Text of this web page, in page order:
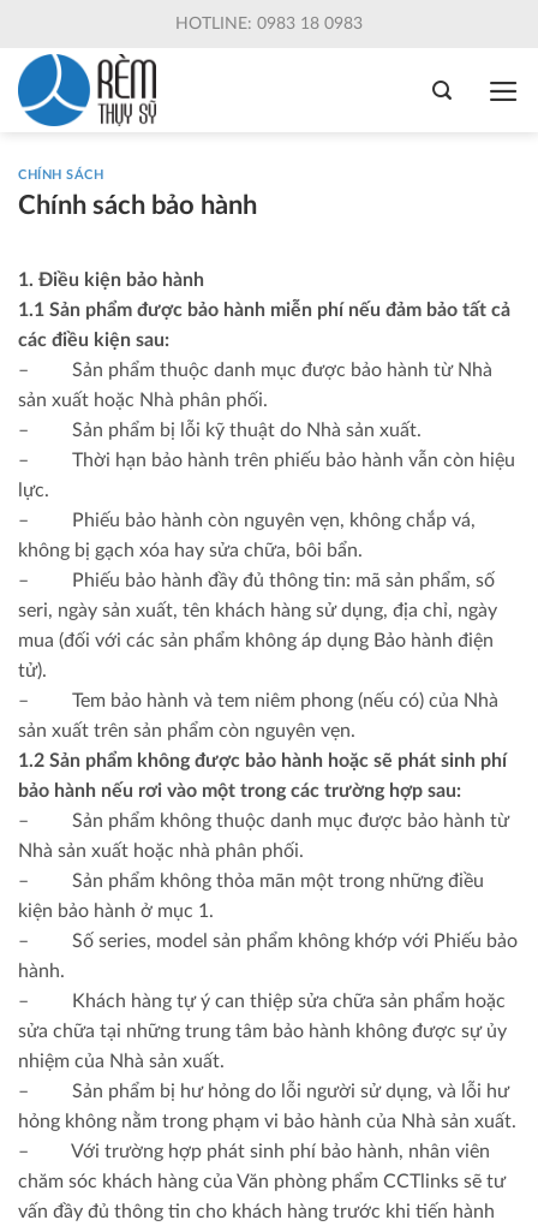
content
HOTLINE: 0983 18 0983
CHÍNH SÁCH
Chính sách bảo hành
1. Điều kiện bảo hành
1.1 Sản phẩm được bảo hành miễn phí nếu đảm bảo tất cả
các điều kiện sau:
– Sản phẩm thuộc danh mục được bảo hành từ Nhà
sản xuất hoặc Nhà phân phối.
– Sản phẩm bị lỗi kỹ thuật do Nhà sản xuất.
– Thời hạn bảo hành trên phiếu bảo hành vẫn còn hiệu
lực.
– Phiếu bảo hành còn nguyên vẹn, không chắp vá,
không bị gạch xóa hay sửa chữa, bôi bẩn.
– Phiếu bảo hành đầy đủ thông tin: mã sản phẩm, số
seri, ngày sản xuất, tên khách hàng sử dụng, địa chỉ, ngày
mua (đối với các sản phẩm không áp dụng Bảo hành điện
tử).
– Tem bảo hành và tem niêm phong (nếu có) của Nhà
sản xuất trên sản phẩm còn nguyên vẹn.
1.2 Sản phẩm không được bảo hành hoặc sẽ phát sinh phí
bảo hành nếu rơi vào một trong các trường hợp sau:
– Sản phẩm không thuộc danh mục được bảo hành từ
Nhà sản xuất hoặc nhà phân phối.
– Sản phẩm không thỏa mãn một trong những điều
kiện bảo hành ở mục 1.
– Số series, model sản phẩm không khớp với Phiếu bảo
hành.
– Khách hàng tự ý can thiệp sửa chữa sản phẩm hoặc
sửa chữa tại những trung tâm bảo hành không được sự ủy
nhiệm của Nhà sản xuất.
– Sản phẩm bị hư hỏng do lỗi người sử dụng, và lỗi hư
hỏng không nằm trong phạm vi bảo hành của Nhà sản xuất.
– Với trường hợp phát sinh phí bảo hành, nhân viên
chăm sóc khách hàng của Văn phòng phẩm CCTlinks sẽ tư
vấn đầy đủ thông tin cho khách hàng trước khi tiến hành